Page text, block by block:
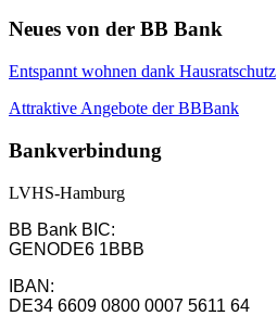
Neues von der BB Bank
Entspannt wohnen dank Hausratschutz
Attraktive Angebote der BBBank
Bankverbindung
LVHS-Hamburg
BB Bank BIC:
GENODE6 1BBB
IBAN:
DE34 6609 0800 0007 5611 64